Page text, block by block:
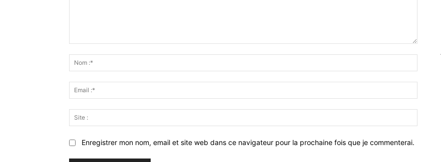
:*
:*
:
Enregistrer mon nom, email et site web dans ce navigateur pour la prochaine fois que je commenterai.